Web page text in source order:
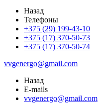
Назад
Телефоны
+375 (29) 199-43-10
+375 (17) 370-50-73
+375 (17) 370-50-74
vvgenergo@gmail.com
Назад
E-mails
vvgenergo@gmail.com